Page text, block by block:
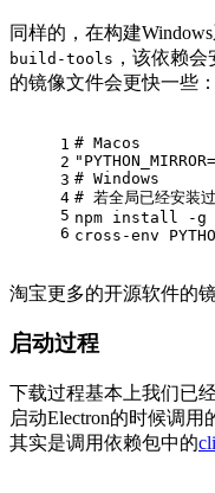
同样的，在构建
build-tools ，该依赖
的镜像文件会更快一些：
1
2
3
4
5
6
# Macos
# Windows
# 若全局已经安装
npm install -g
cross-env
淘宝更多的开源软件的
启动过程
下载过程基本上我们已
启动Electron的时候调用
其实是调用依赖包中的